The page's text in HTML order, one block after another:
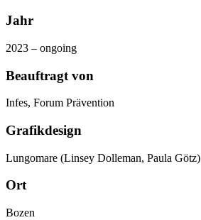
Jahr
2023 – ongoing
Beauftragt von
Infes, Forum Prävention
Grafikdesign
Lungomare (Linsey Dolleman, Paula Götz)
Ort
Bozen